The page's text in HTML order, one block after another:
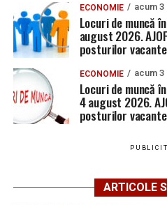
ECONOMIE acum 3
Locuri de muncă
august 2026.
posturilor vacante
ECONOMIE acum 3
Locuri de muncă
4 august 2026.
posturilor vacante
ARTICOLE